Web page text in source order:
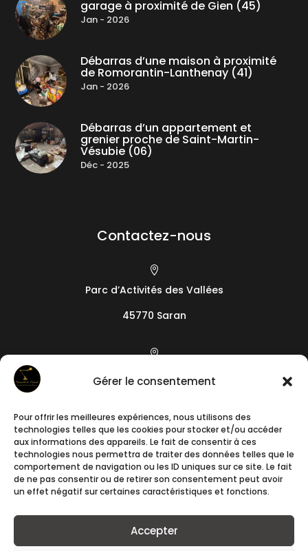
Gérer le consentement
Pour offrir les meilleures expériences, nous utilisons des
technologies telles que les cookies pour stocker et/ou accéder
aux informations des appareils. Le fait de consentir à ces
technologies nous permettra de traiter des données telles que le
comportement de navigation ou les ID uniques sur ce site. Le fait
de ne pas consentir ou de retirer son consentement peut avoir
un effet négatif sur certaines caractéristiques et fonctions.
Accepter
garage à proximité de Gien (45)
Jan - 2026
Débarras d’une maison à proximité
de Romorantin-Lanthenay (41)
Jan - 2026
Débarras d’un appartement et
grenier proche de Saint-Martin-
Vésubie (06)
Déc - 2025
Contactez-nous

Parc d’Activités des Vallées
45770 Saran

19 camin de l’Arieta

+33788241640

contact@romuald-et-samuel.fr